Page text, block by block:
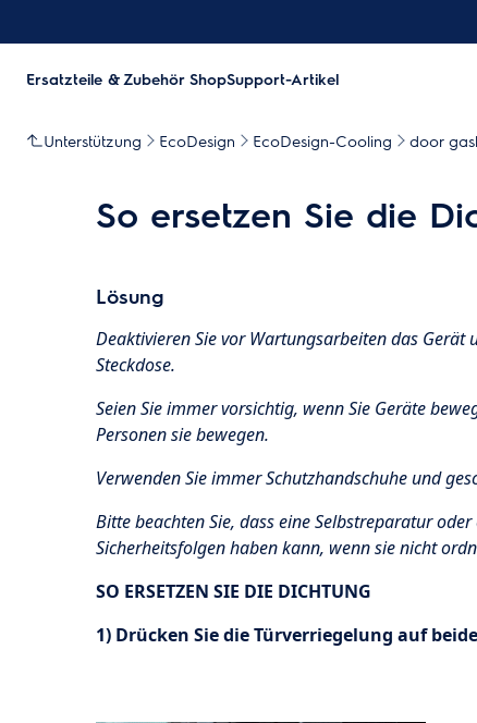
Ersatzteile & Zubehör ShopSupport-Artikel
Unterstützung EcoDesign EcoDesign-Cooling door
So ersetzen Sie die
Lösung
Deaktivieren Sie vor Wartungsarbeiten das Gerät
Steckdose.
Seien Sie immer vorsichtig, wenn Sie Geräte
Personen sie bewegen.
Verwenden Sie immer Schutzhandschuhe und
Bitte beachten Sie, dass eine Selbstreparatur
Sicherheitsfolgen haben kann, wenn sie nicht
SO ERSETZEN SIE DIE DICHTUNG
1) Drücken Sie die Türverriegelung auf